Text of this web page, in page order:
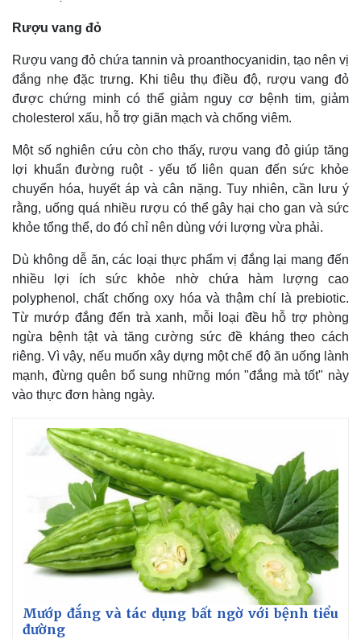
Rượu vang đỏ
Rượu vang đỏ chứa tannin và proanthocyanidin, tạo nên vị
đắng nhẹ đặc trưng. Khi tiêu thụ điều độ, rượu vang đỏ
được chứng minh có thể giảm nguy cơ bệnh tim, giảm
cholesterol xấu, hỗ trợ giãn mạch và chống viêm.
Một số nghiên cứu còn cho thấy, rượu vang đỏ giúp tăng
lợi khuẩn đường ruột - yếu tố liên quan đến sức khỏe
chuyển hóa, huyết áp và cân nặng. Tuy nhiên, cần lưu ý
rằng, uống quá nhiều rượu có thể gây hại cho gan và sức
khỏe tổng thể, do đó chỉ nên dùng với lượng vừa phải.
Dù không dễ ăn, các loại thực phẩm vị đắng lại mang đến
nhiều lợi ích sức khỏe nhờ chứa hàm lượng cao
polyphenol, chất chống oxy hóa và thậm chí là prebiotic.
Từ mướp đắng đến trà xanh, mỗi loại đều hỗ trợ phòng
ngừa bệnh tật và tăng cường sức đề kháng theo cách
riêng. Vì vậy, nếu muốn xây dựng một chế độ ăn uống lành
mạnh, đừng quên bổ sung những món "đắng mà tốt" này
vào thực đơn hàng ngày.
Mướp đắng và tác dụng bất ngờ với bệnh tiểu
đường